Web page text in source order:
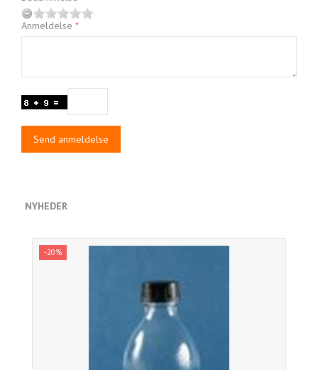
Anmeldelse
Send anmeldelse
NYHEDER
-20%